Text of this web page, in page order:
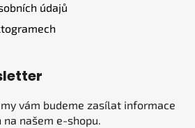
údajů
vám budeme zasílat informace
našem e-shopu.